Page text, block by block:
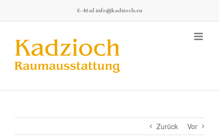
springen
E-Mail info@kadzioch.eu
Zurück Vor